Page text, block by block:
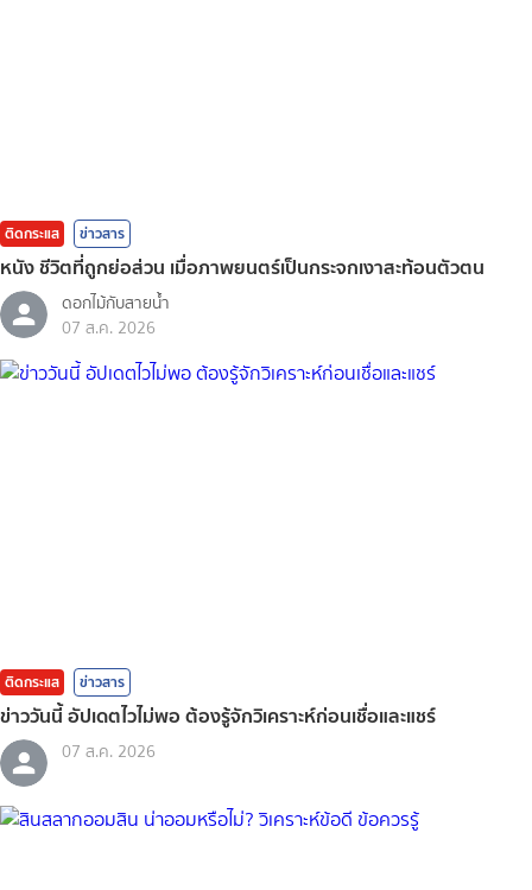
ติดกระแส ข่าวสาร
หนัง ชีวิตที่ถูกย่อส่วน เมื่อภาพยนตร์เป็นกระจกเงาสะท้อนตัวตน
ดอกไม้กับสายน้ำ
07 ส.ค. 2026
ติดกระแส ข่าวสาร
ข่าววันนี้ อัปเดตไวไม่พอ ต้องรู้จักวิเคราะห์ก่อนเชื่อและแชร์
07 ส.ค. 2026